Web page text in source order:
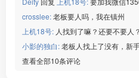
☑️19元/时➕免费吃饭
☑️年龄男18-47/女45岁
☑️回族/汉族,会认识字
☑️厂吃厂住,坐班独立岗位
综合工资60***00/月夜班补助24
crosslee:老板要人吗，我在镇州
上机18号: 人找到了嘛？还要不要人？
小影的独白:老板人找上了没有，新
查看全部10条评论